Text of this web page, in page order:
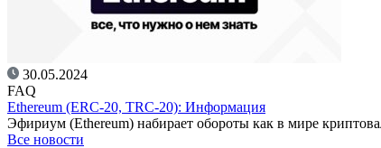
30.05.2024
FAQ
Ethereum (ERC-20, TRC-20): Информация
Эфириум (Ethereum) набирает обороты как в мире
Все новости